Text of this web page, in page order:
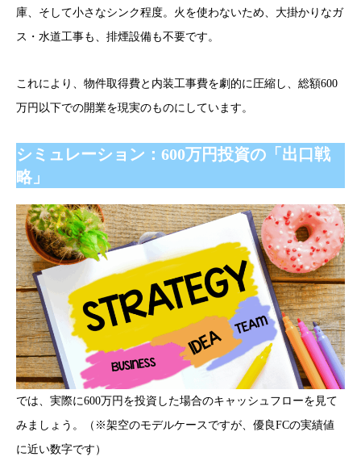
庫、そして小さなシンク程度。火を使わないため、大掛かりなガ
ス・水道工事も、排煙設備も不要です。
これにより、物件取得費と内装工事費を劇的に圧縮し、総額600
万円以下での開業を現実のものにしています。
シミュレーション：600万円投資の「出口戦
略」
では、実際に600万円を投資した場合のキャッシュフローを見て
みましょう。（※架空のモデルケースですが、優良FCの実績値
に近い数字です）